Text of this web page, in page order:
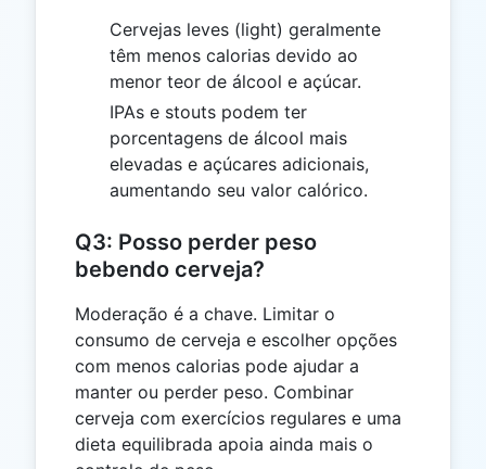
Cervejas leves (light) geralmente
têm menos calorias devido ao
menor teor de álcool e açúcar.
IPAs e stouts podem ter
porcentagens de álcool mais
elevadas e açúcares adicionais,
aumentando seu valor calórico.
Q3: Posso perder peso
bebendo cerveja?
Moderação é a chave. Limitar o
consumo de cerveja e escolher opções
com menos calorias pode ajudar a
manter ou perder peso. Combinar
cerveja com exercícios regulares e uma
dieta equilibrada apoia ainda mais o